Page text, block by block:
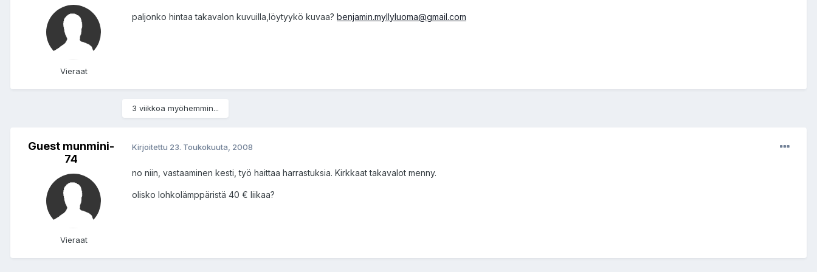
Vieraat
paljonko hintaa takavalon kuvuilla,löytyykö kuvaa? benjamin.myllyluoma@gmail.com
3 viikkoa myöhemmin...
Guest munmini-
74
Vieraat
Kirjoitettu 23. Toukokuuta, 2008
no niin, vastaaminen kesti, työ haittaa harrastuksia. Kirkkaat takavalot menny.
olisko lohkolämppäristä 40 € liikaa?